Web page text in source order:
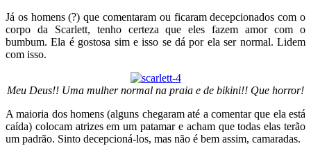
Já os homens (?) que comentaram ou ficaram decepcionados com o
corpo da Scarlett, tenho certeza que eles fazem amor com o
bumbum. Ela é gostosa sim e isso se dá por ela ser normal. Lidem
com isso.
Meu Deus!! Uma mulher normal na praia e de bikini!! Que horror!
A maioria dos homens (alguns chegaram até a comentar que ela está
caída) colocam atrizes em um patamar e acham que todas elas terão
um padrão. Sinto decepcioná-los, mas não é bem assim, camaradas.